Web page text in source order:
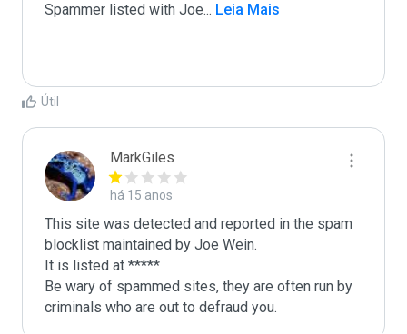
Spammer listed with Joe... Leia Mais
Útil
MarkGiles
há 15 anos
This site was detected and reported in the spam
blocklist maintained by Joe Wein.
It is listed at *****
Be wary of spammed sites, they are often run by
criminals who are out to defraud you.